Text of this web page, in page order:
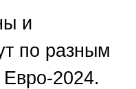
и
по разным
2024.